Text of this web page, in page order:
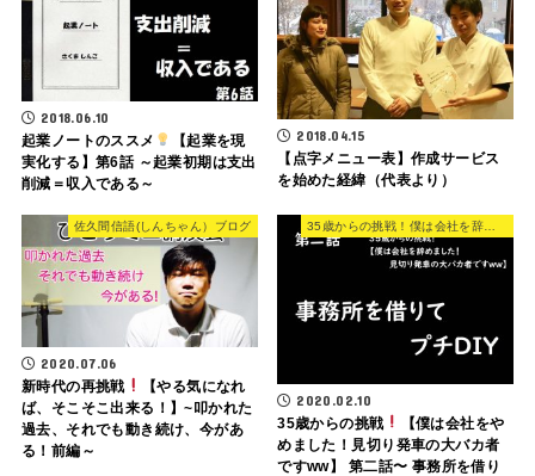
2018.06.10
起業ノートのススメ
【起業を現
実化する】第6話 ～起業初期は支出
削減＝収入である～
2018.04.15
【点字メニュー表】作成サービス
を始めた経緯（代表より）
佐久間信語(しんちゃん）ブログ
2020.07.06
新時代の再挑戦
【やる気になれ
ば、そこそこ出来る！】~叩かれた
過去、それでも動き続け、今があ
る！前編～
2020.02.10
35歳からの挑戦
【僕は会社をや
めました！見切り発車の大バカ者
ですww】 第二話〜 事務所を借り